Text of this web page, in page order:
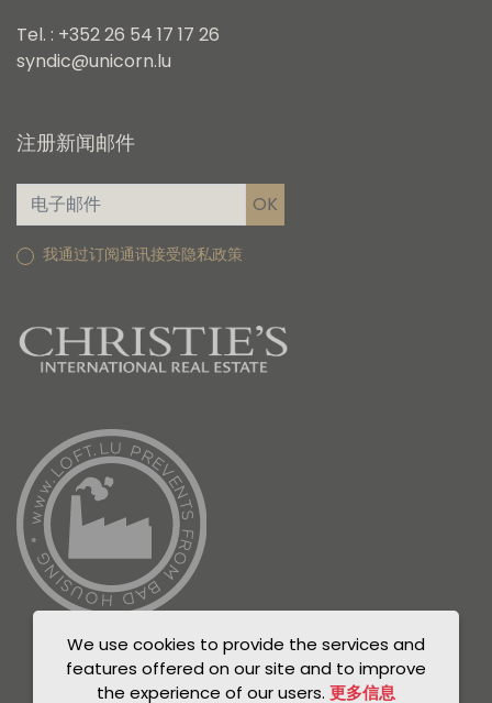
Tel. : +352 26 54 17 17 26
syndic@unicorn.lu
注册新闻邮件
我通过订阅通讯接受隐私政策
We use cookies to provide the services and
features offered on our site and to improve
the experience of our users. 更多信息